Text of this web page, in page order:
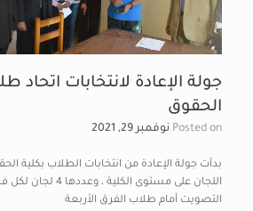
جولة الإعادة لانتخابات اتحاد
الحقوق
Posted on نوفمبر 29, 2021
بدأت جولة الإعادة من انتخابات الطلاب بكلية
اللجان على مستوى
التصويت أمام طلاب الفرق الأربعة